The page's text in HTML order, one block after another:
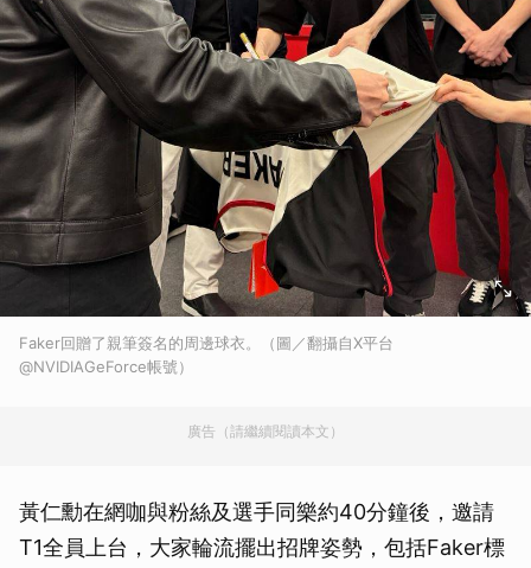
Faker回贈了親筆簽名的周邊球衣。（圖／翻攝自X平台
@NVIDIAGeForce帳號）
廣告（請繼續閱讀本文）
黃仁勳在網咖與粉絲及選手同樂約40分鐘後，邀請
T1全員上台，大家輪流擺出招牌姿勢，包括Faker標